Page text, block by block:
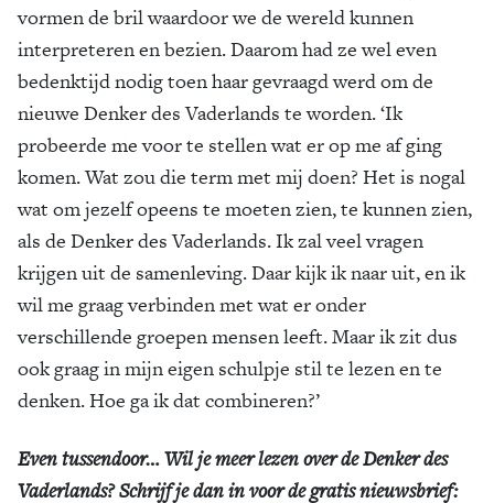
vormen de bril waardoor we de wereld kunnen
interpreteren en bezien. Daarom had ze wel even
bedenktijd nodig toen haar gevraagd werd om de
nieuwe Denker des Vaderlands te worden. ‘Ik
probeerde me voor te stellen wat er op me af ging
komen. Wat zou die term met mij doen? Het is nogal
wat om jezelf opeens te moeten zien, te kunnen zien,
als de Denker des Vaderlands. Ik zal veel vragen
krijgen uit de samenleving. Daar kijk ik naar uit, en ik
wil me graag verbinden met wat er onder
verschillende groepen mensen leeft. Maar ik zit dus
ook graag in mijn eigen schulpje stil te lezen en te
denken. Hoe ga ik dat combineren?’
Even tussendoor… Wil je meer lezen over de Denker des
Vaderlands? Schrijf je dan in voor de gratis nieuwsbrief: